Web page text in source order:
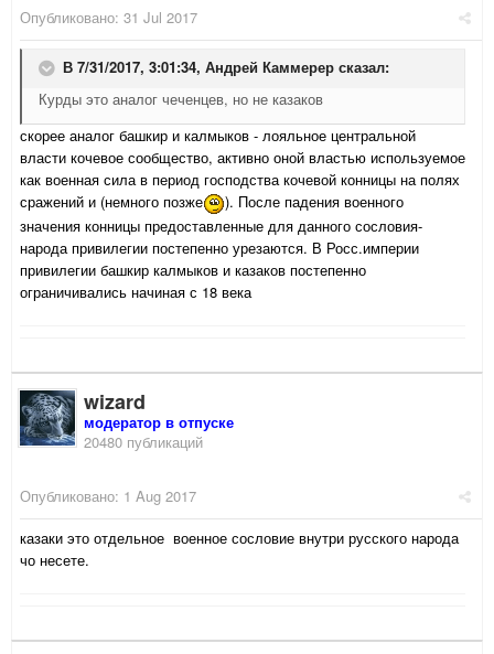
Опубликовано: 31 Jul 2017
В 7/31/2017, 3:01:34, Андрей Каммерер сказал:
Курды это аналог чеченцев, но не казаков
скорее аналог башкир и калмыков - лояльное центральной
власти кочевое сообщество, активно оной властью используемое
как военная сила в период господства кочевой конницы на полях
сражений и (немного позже
). После падения военного
значения конницы предоставленные для данного сословия-
народа привилегии постепенно урезаются. В Росс.империи
привилегии башкир калмыков и казаков постепенно
ограничивались начиная с 18 века
wizard
модератор в отпуске
20480 публикаций
Опубликовано: 1 Aug 2017
казаки это отдельное военное сословие внутри русского народа
чо несете.